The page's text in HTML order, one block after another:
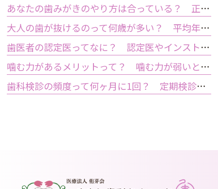
あなたの歯みがきのやり方は合っている？ 正しい歯みがき方法と間違った方法
大人の歯が抜けるのって何歳が多い？ 平均年齢と原因について
歯医者の認定医ってなに？ 認定医やインストラクターの資格を持つ歯医者のメリット
噛む力があるメリットって？ 噛む力が弱いとどうなるの？
歯科検診の頻度って何ヶ月に1回？ 定期検診って何するの？